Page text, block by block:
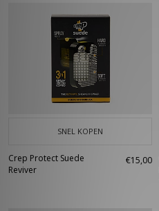
SNEL KOPEN
Crep Protect Suede
Reviver
€15,00